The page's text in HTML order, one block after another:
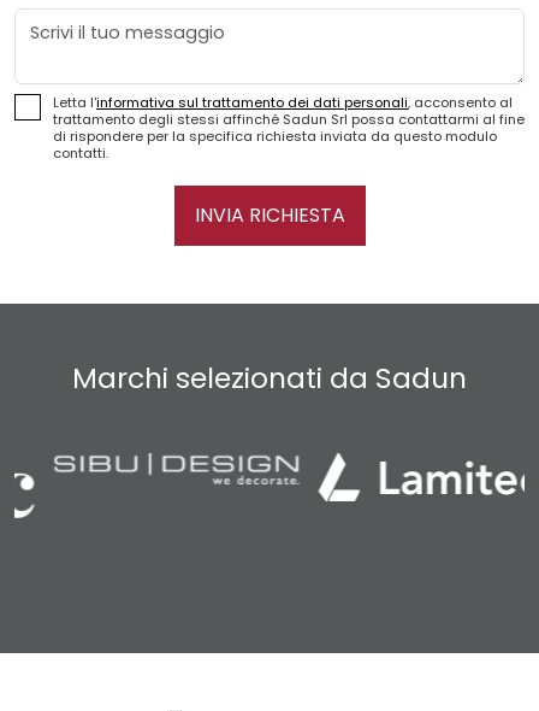
Messaggio
Letta l'informativa sul trattamento dei dati personali, acconsento al
trattamento degli stessi affinché Sadun Srl possa contattarmi al fine
di rispondere per la specifica richiesta inviata da questo modulo
contatti.
INVIA RICHIESTA
Marchi selezionati da Sadun